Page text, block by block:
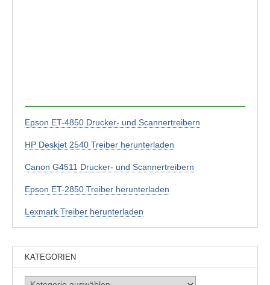
Epson ET-4850 Drucker- und Scannertreibern
HP Deskjet 2540 Treiber herunterladen
Canon G4511 Drucker- und Scannertreibern
Epson ET-2850 Treiber herunterladen
Lexmark Treiber herunterladen
KATEGORIEN
Kategorien